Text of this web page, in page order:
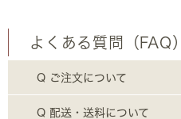
よくある質問（FAQ）
Q ご注文について
Q 配送・送料について